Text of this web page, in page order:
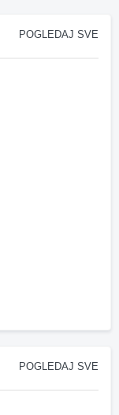
POGLEDAJ SVE
POGLEDAJ SVE